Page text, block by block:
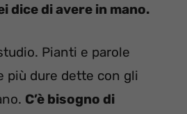
dice di avere in mano.
Pianti e parole
più dure dette con gli
C’è bisogno di